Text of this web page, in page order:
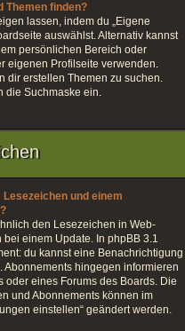
Themen finden?
lassen, indem du „Eigene
auswählst. Alternativ kannst
persönlichen Bereich oder
eigenen Profilseite verwenden.
dir erstellen Themen zu suchen.
die Suchmaske ein.
und einem
den Lesezeichen in Web-
einem Update. In phpBB 3.1
du kannst eine Benachrichtigung
hingegen informieren
eines Forums des Boards. Die
und Abonnements können im
einstellen“ geändert werden.